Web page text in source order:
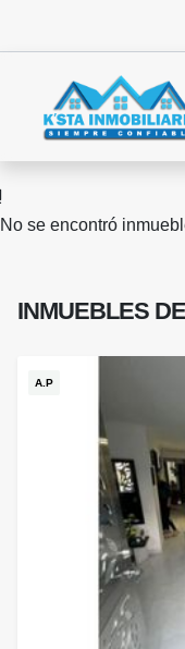
No se encontró
INMUEBLES
A.P